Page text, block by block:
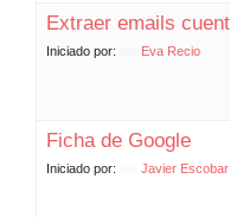
Extraer emails
Iniciado por: Eva Recio
Ficha de Google
Iniciado por: Javier Escobar